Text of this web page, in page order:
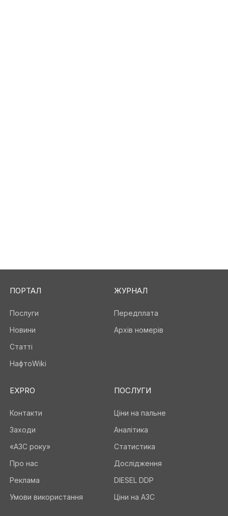
ПОРТАЛ
Послуги
Новини
Статті
НафтоWiki
ЖУРНАЛ
Передплата
Архів номерів
EXPRO
Контакти
Заходи
«АЗС року»
Про нас
Реклама
Умови використання
ПОСЛУГИ
Ціни на пальне
Аналітика
Статистика
Дослідження
DIESEL DDP
Ціни на АЗС